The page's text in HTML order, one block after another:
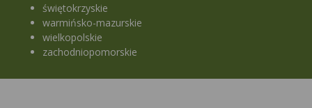
świętokrzyskie
warmińsko-mazurskie
wielkopolskie
zachodniopomorskie